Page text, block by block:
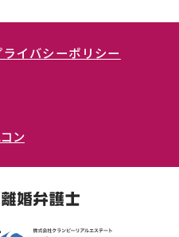
青森県
宮城県
神奈川県
群馬県
山梨県
京都府
奈良県
和歌山県
石川県
富山県
岡山県
親権・面会交流権
財産分与
ライバシーポリシー
ン